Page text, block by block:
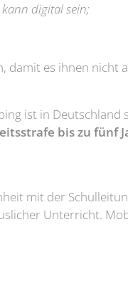
digital sein;
damit es ihnen nicht
ist in Deutschland
bis zu fünf
mit der
Unterricht.